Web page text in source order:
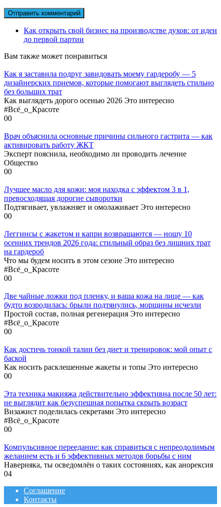
Как открыть свой бизнес на производстве духов: от идеи
до первой партии
Вам также может понравиться
Как я заставила подруг завидовать моему гардеробу — 5
дизайнерских приемов, которые помогают выглядеть стильно
без больших трат
Как выглядеть дорого осенью 2026 Это интересно
#Всё_о_Красоте
00
Врач объяснила основные причины сильного гастрита — как
активировать работу ЖКТ
Эксперт пояснила, необходимо ли проводить лечение
Общество
00
Лучшее масло для кожи: моя находка с эффектом 3 в 1,
превосходящая дорогие сыворотки
Подтягивает, увлажняет и омолаживает Это интересно
00
Леггинсы с жакетом и капри возвращаются — ношу 10
осенних трендов 2026 года: стильный образ без лишних трат
на гардероб
Что мы будем носить в этом сезоне Это интересно
#Всё_о_Красоте
00
Две чайные ложки под пленку, и ваша кожа на лице — как
будто возродилась: брыли подтянулись, морщины исчезли
Простой состав, полная регенерация Это интересно
#Всё_о_Красоте
00
Как достичь тонкой талии без диет и тренировок: мой опыт с
баской
Как носить расклешенные жакеты и топы Это интересно
00
Эта техника макияжа действительно эффективна после 50 лет:
не выглядит как безуспешная попытка скрыть возраст
Визажист поделилась секретами Это интересно
#Всё_о_Красоте
00
Компульсивное переедание: как справиться с непреодолимым
желанием есть и 6 эффективных методов борьбы с ним
Наверняка, ты осведомлён о таких состояниях, как анорексия
04
Соглашение
Контакты